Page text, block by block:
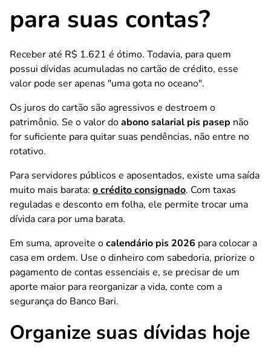
para suas contas?
Receber até R$ 1.621 é ótimo. Todavia, para quem
possui dívidas acumuladas no cartão de crédito, esse
valor pode ser apenas "uma gota no oceano".
Os juros do cartão são agressivos e destroem o
patrimônio. Se o valor doabono salarial pis pasep não
for suficiente para quitar suas pendências, não entre no
rotativo.
Para servidores públicos e aposentados, existe uma saída
muito mais barata: o crédito consignado. Com taxas
reguladas e desconto em folha, ele permite trocar uma
dívida cara por uma barata.
Em suma, aproveite ocalendário pis 2026 para colocar a
casa em ordem. Use o dinheiro com sabedoria, priorize o
pagamento de contas essenciais e, se precisar de um
aporte maior para reorganizar a vida, conte com a
segurança do Banco Bari.
Organize suas dívidas hoje